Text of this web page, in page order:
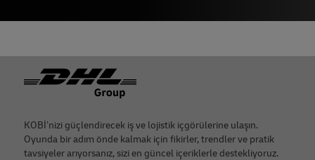
Footer
KOBİ’nizi güçlendirecek iş ve lojistik içgörülerine ulaşın.
Oyunda bir adım önde kalmak için fikirler, trendler ve pratik
tavsiyeler arıyorsanız, sizi en güncel içeriklerle destekliyoruz.